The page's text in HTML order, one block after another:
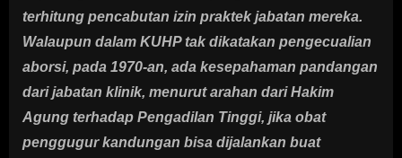
terhitung pencabutan izin praktek jabatan mereka.
Walaupun dalam KUHP tak dikatakan pengecualian
aborsi, pada 1970-an, ada kesepahaman pandangan
dari jabatan klinik, menurut arahan dari Hakim
Agung terhadap Pengadilan Tinggi, jika obat
penggugur kandungan bisa dijalankan buat